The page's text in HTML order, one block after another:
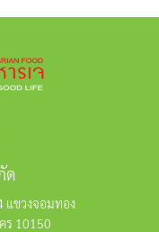
ด
แขวงจอมทอง
ร 10150